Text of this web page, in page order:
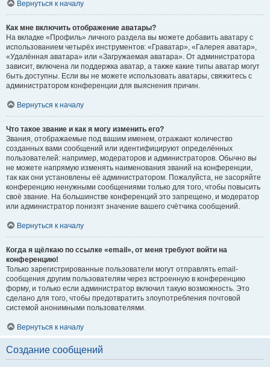
Вернуться к началу
Как мне включить отображение аватары?
На вкладке «Профиль» личного раздела вы можете добавить аватару с
использованием четырёх инструментов: «Граватар», «Галерея аватар»,
«Удалённая аватара» или «Загружаемая аватара». От администратора
зависит, включена ли поддержка аватар, а также какие типы аватар могут
быть доступны. Если вы не можете использовать аватары, свяжитесь с
администратором конференции для выяснения причин.
Вернуться к началу
Что такое звание и как я могу изменить его?
Звания, отображаемые под вашим именем, отражают количество
созданных вами сообщений или идентифицируют определённых
пользователей: например, модераторов и администраторов. Обычно вы
не можете напрямую изменять наименования званий на конференции,
так как они установлены её администратором. Пожалуйста, не засоряйте
конференцию ненужными сообщениями только для того, чтобы повысить
своё звание. На большинстве конференций это запрещено, и модератор
или администратор понизят значение вашего счётчика сообщений.
Вернуться к началу
Когда я щёлкаю по ссылке «email», от меня требуют войти на
конференцию!
Только зарегистрированные пользователи могут отправлять email-
сообщения другим пользователям через встроенную в конференцию
форму, и только если администратор включил такую возможность. Это
сделано для того, чтобы предотвратить злоупотребления почтовой
системой анонимными пользователями.
Вернуться к началу
Создание сообщений